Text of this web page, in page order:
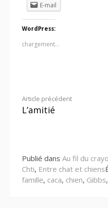
E-mail
WordPress:
chargement…
Lire
Article précédent
L’amitié
Publié dans Au fil du
Chti, Entre chat et chiens
famille, caca, chien, Gibbs,